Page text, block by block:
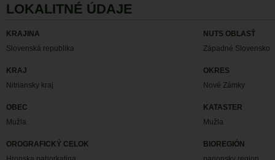
LOKALITNÉ ÚDAJE
KRAJINA
Slovenská republika
NUTS OBLASŤ
Západné Slovensko
KRAJ
Nitriansky kraj
OKRES
Nové Zámky
OBEC
Mužla
KATASTER
Mužla
OROGRAFICKÝ CELOK
BIOREGIÓN